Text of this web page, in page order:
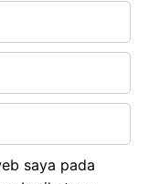
saya pada